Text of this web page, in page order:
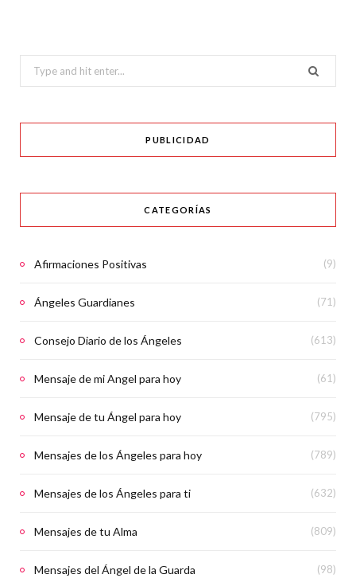
Search
for:
PUBLICIDAD
CATEGORÍAS
Afirmaciones Positivas (9)
Ángeles Guardianes (71)
Consejo Diario de los Ángeles (613)
Mensaje de mi Angel para hoy (61)
Mensaje de tu Ángel para hoy (795)
Mensajes de los Ángeles para hoy (789)
Mensajes de los Ángeles para ti (632)
Mensajes de tu Alma (809)
Mensajes del Ángel de la Guarda (98)